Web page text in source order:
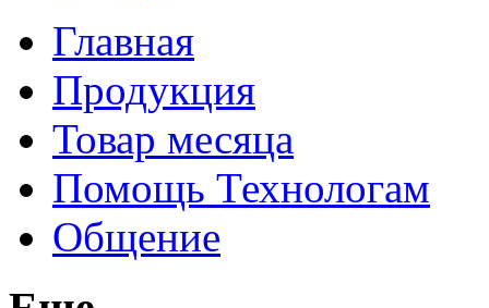
Главная
Продукция
Товар месяца
Помощь Технологам
Общение